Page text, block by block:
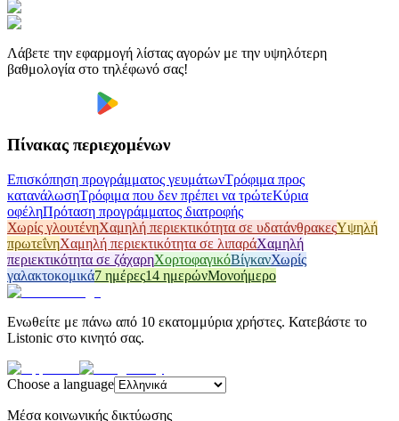
Λάβετε την εφαρμογή λίστας αγορών με την υψηλότερη
βαθμολογία στο τηλέφωνό σας!
Πίνακας περιεχομένων
Επισκόπηση προγράμματος γευμάτωνΤρόφιμα προς
κατανάλωσηΤρόφιμα που δεν πρέπει να τρώτεΚύρια
οφέληΠρόταση προγράμματος διατροφής
Χωρίς γλουτένηΧαμηλή περιεκτικότητα σε υδατάνθρακεςΥψηλή
πρωτεΐνηΧαμηλή περιεκτικότητα σε λιπαράΧαμηλή
περιεκτικότητα σε ζάχαρηΧορτοφαγικόΒίγκανΧωρίς
γαλακτοκομικά7 ημέρες14 ημερώνΜονοήμερο
Ενωθείτε με πάνω από 10 εκατομμύρια χρήστες. Κατεβάστε το
Listonic στο κινητό σας.
Choose a language
Μέσα κοινωνικής δικτύωσης